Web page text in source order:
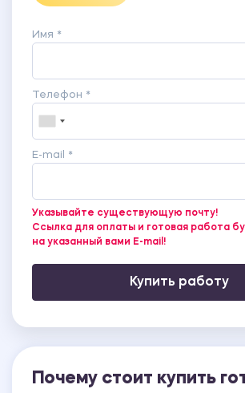
Имя *
Телефон *
E-mail *
Указывайте существующую почту!
Ссылка для оплаты и готовая работа
на указанный вами E-mail!
Купить работу
Почему стоит купить